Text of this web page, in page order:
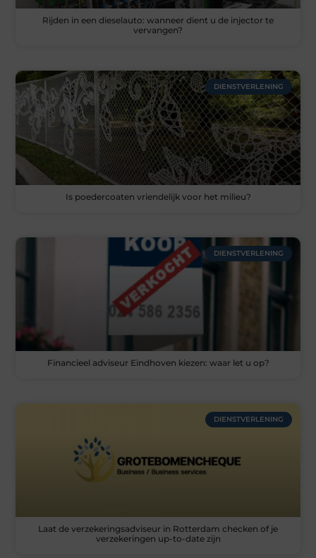
Rijden in een dieselauto: wanneer dient u de injector te
vervangen?
DIENSTVERLENING
Is poedercoaten vriendelijk voor het milieu?
DIENSTVERLENING
Financieel adviseur Eindhoven kiezen: waar let u op?
DIENSTVERLENING
Laat de verzekeringsadviseur in Rotterdam checken of je
verzekeringen up-to-date zijn